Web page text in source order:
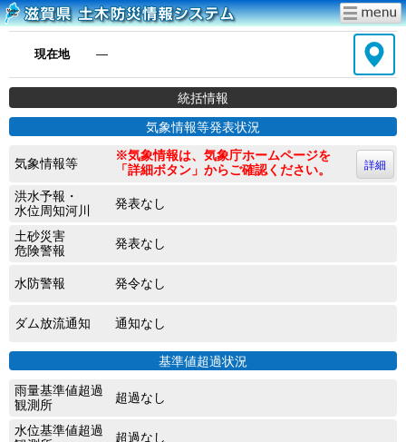
現在地 ―
統括情報
気象情報等発表状況
気象情報等
※気象情報は、気象庁ホームページを
「詳細ボタン」からご確認ください。
詳細
洪水予報・
水位周知河川
発表なし
土砂災害
危険警報
発表なし
水防警報 発令なし
ダム放流通知 通知なし
基準値超過状況
雨量基準値超過
観測所
超過なし
水位基準値超過
超過なし